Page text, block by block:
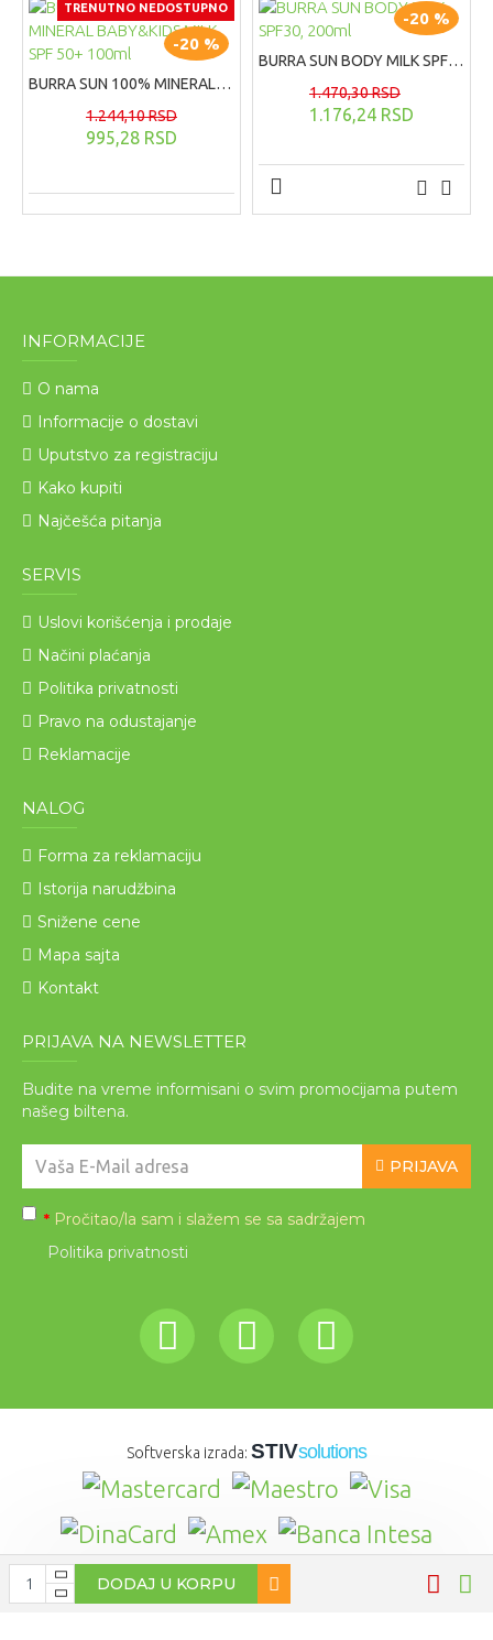
DODAJ U KORPU
TRENUTNO NEDOSTUPNO
-20 %
BURRA SUN 100% MINERAL BABY&KIDS MILK SPF 50+ 100ml
995,28 RSD
1.244,10 RSD
-20 %
BURRA SUN BODY MILK SPF30, 200ml
1.176,24 RSD
1.470,30 RSD
INFORMACIJE
O nama
Informacije o dostavi
Uputstvo za registraciju
Kako kupiti
Najčešća pitanja
SERVIS
Uslovi korišćenja i prodaje
Načini plaćanja
Politika privatnosti
Pravo na odustajanje
Reklamacije
NALOG
Forma za reklamaciju
Istorija narudžbina
Snižene cene
Mapa sajta
Kontakt
PRIJAVA NA NEWSLETTER
Budite na vreme informisani o svim promocijama putem
našeg biltena.
PRIJAVA
* Pročitao/la sam i slažem se sa sadržajem
Politika privatnosti
Softverska izrada: STIVsolutions